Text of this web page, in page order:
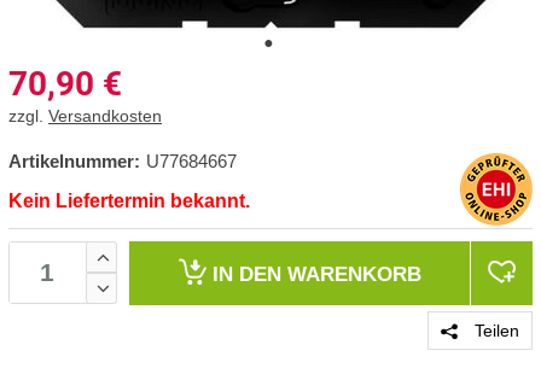
70,90 €
zzgl. Versandkosten
Artikelnummer: U77684667
Kein Liefertermin bekannt.
IN DEN WARENKORB
Teilen